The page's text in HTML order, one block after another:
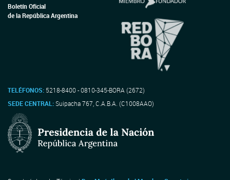
Boletín Oficial
de la República Argentina
TELÉFONOS: 5218-8400 - 0810-345-BORA (2672)
SEDE CENTRAL:Suipacha 767, C.A.B.A. (C1008AAO)